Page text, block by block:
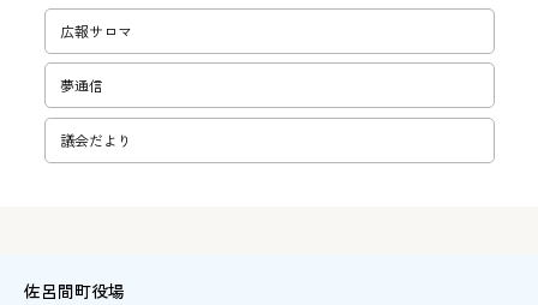
広報サロマ
夢通信
議会だより
佐呂間町役場